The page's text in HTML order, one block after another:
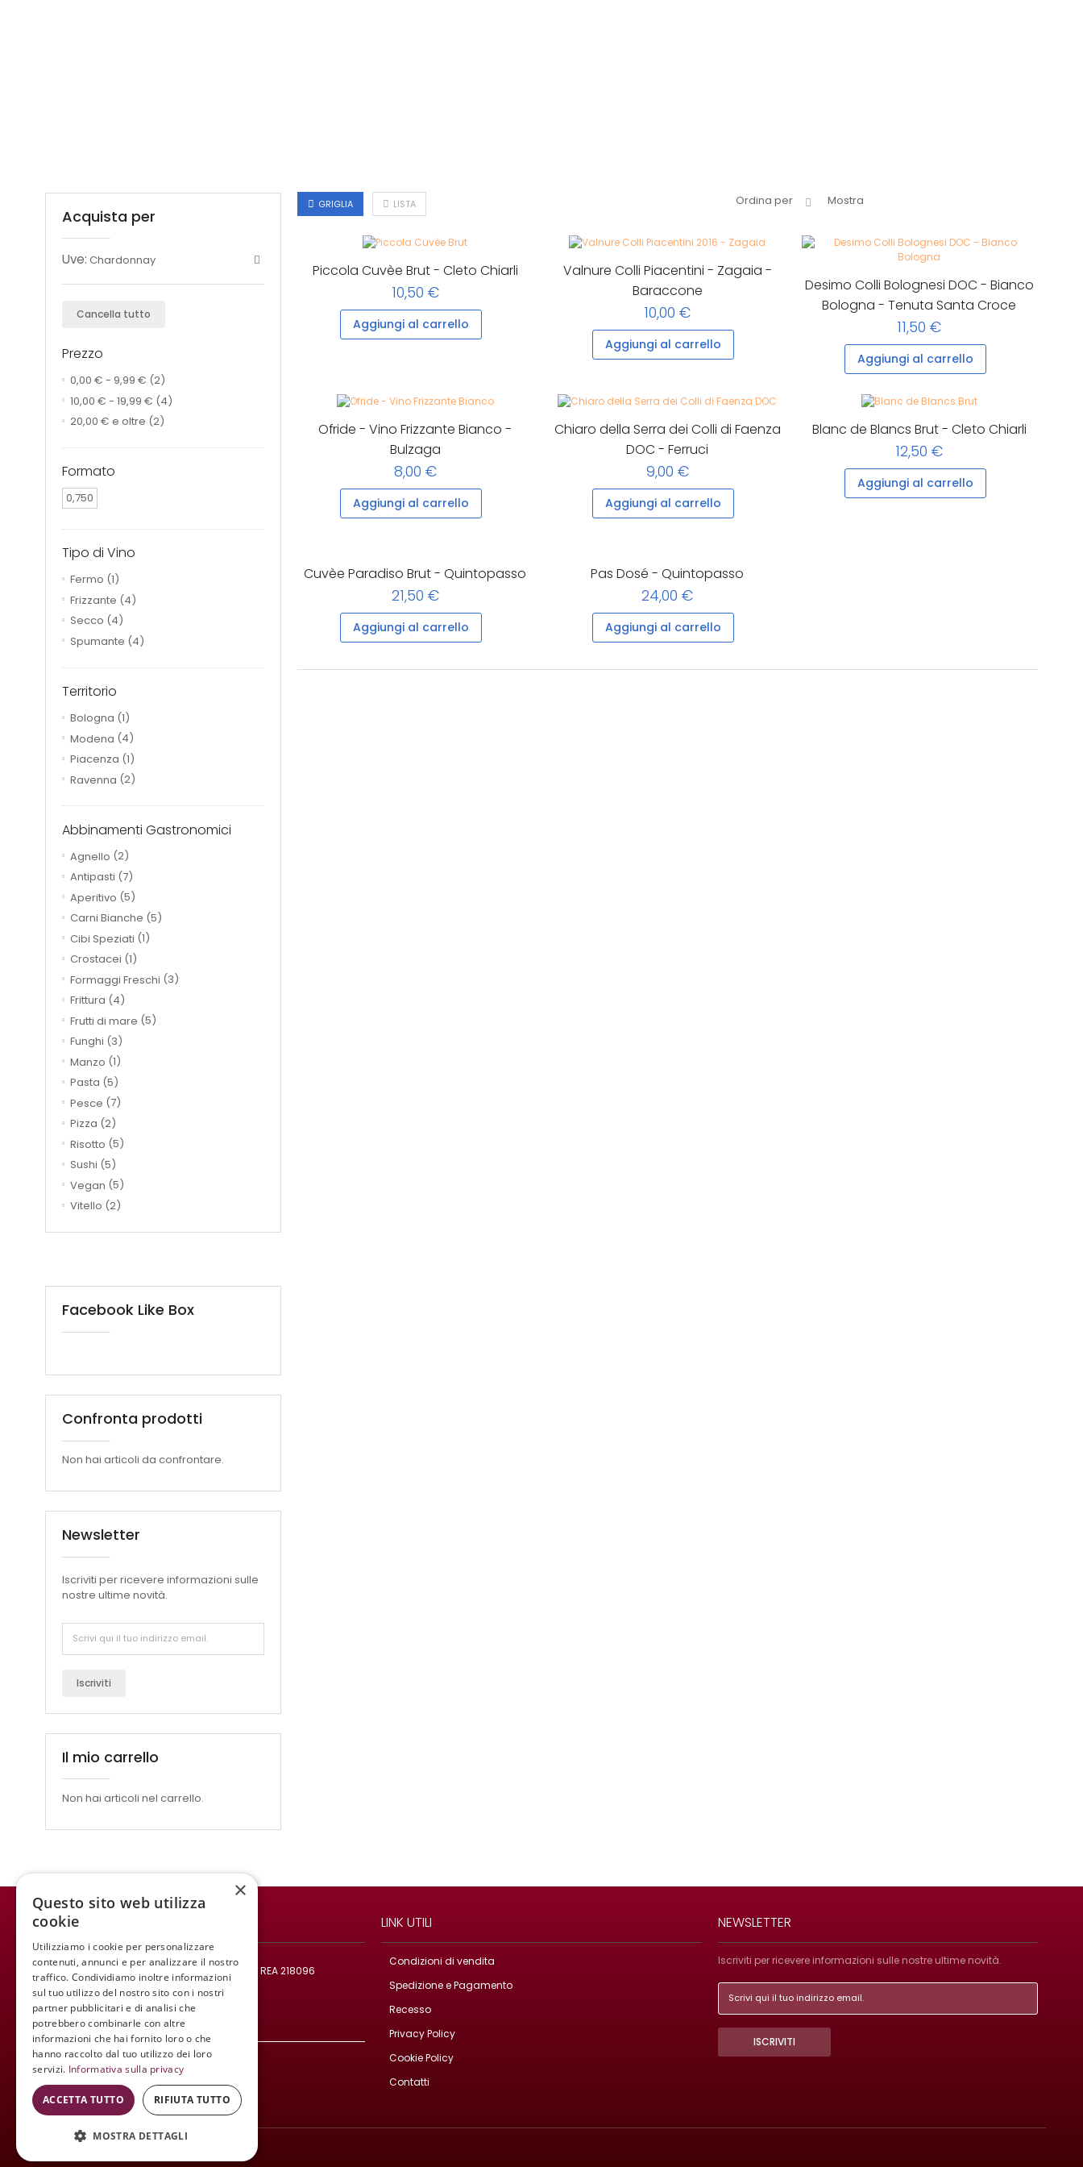
GRIGLIA LISTA Mostra
Ordina per
Piccola Cuvèe Brut - Cleto Chiarli
10,50 €
Aggiungi al carrello
Valnure Colli Piacentini - Zagaia -
Baraccone
10,00 €
Aggiungi al carrello
Desimo Colli Bolognesi DOC - Bianco
Bologna - Tenuta Santa Croce
11,50 €
Aggiungi al carrello
Ofride - Vino Frizzante Bianco -
Bulzaga
8,00 €
Aggiungi al carrello
Chiaro della Serra dei Colli di Faenza
DOC - Ferruci
9,00 €
Aggiungi al carrello
Blanc de Blancs Brut - Cleto Chiarli
12,50 €
Aggiungi al carrello
Cuvèe Paradiso Brut - Quintopasso
21,50 €
Aggiungi al carrello
Pas Dosé - Quintopasso
24,00 €
Aggiungi al carrello
Acquista per
Uve: Chardonnay
Cancella tutto
Prezzo
0,00 € - 9,99 € (2)
10,00 € - 19,99 € (4)
20,00 € e oltre (2)
Formato
0,750
Tipo di Vino
Fermo (1)
Frizzante (4)
Secco (4)
Spumante (4)
Territorio
Bologna (1)
Modena (4)
Piacenza (1)
Ravenna (2)
Abbinamenti Gastronomici
Agnello (2)
Antipasti (7)
Aperitivo (5)
Carni Bianche (5)
Cibi Speziati (1)
Crostacei (1)
Formaggi Freschi (3)
Frittura (4)
Frutti di mare (5)
Funghi (3)
Manzo (1)
Pasta (5)
Pesce (7)
Pizza (2)
Risotto (5)
Sushi (5)
Vegan (5)
Vitello (2)
Facebook Like Box
Confronta prodotti
Non hai articoli da confrontare.
Newsletter
Iscriviti per ricevere informazioni sulle
nostre ultime novità.
Iscriviti
Il mio carrello
Non hai articoli nel carrello.
WINE MEETING ER
© 2021 All rights reserved.
Codice fiscale e Partita IVA: 02008890382 - REA 218096
Mail:
infowinemeetinger@gmail.com
Tel:
+39 340 413 8251
LINK UTILI
Condizioni di vendita
Spedizione e Pagamento
Recesso
Privacy Policy
Cookie Policy
Contatti
NEWSLETTER
Iscriviti per ricevere informazioni sulle nostre ultime novità.
ISCRIVITI
×
Questo sito web utilizza
cookie
Utilizziamo i cookie per personalizzare
contenuti, annunci e per analizzare il nostro
traffico. Condividiamo inoltre informazioni
sul tuo utilizzo del nostro sito con i nostri
partner pubblicitari e di analisi che
potrebbero combinarle con altre
informazioni che hai fornito loro o che
hanno raccolto dal tuo utilizzo dei loro
servizi. Informativa sulla privacy
ACCETTA TUTTO RIFIUTA TUTTO
MOSTRA DETTAGLI